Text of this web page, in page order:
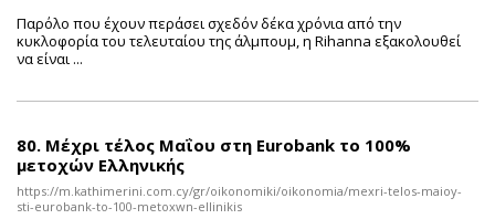
Παρόλο που έχουν περάσει σχεδόν δέκα χρόνια από την
κυκλοφορία του τελευταίου της άλμπουμ, η Rihanna εξακολουθεί
να είναι ...
80. Μέχρι τέλος Μαΐου στη Eurobank το 100%
μετοχών Ελληνικής
https://m.kathimerini.com.cy/gr/oikonomiki/oikonomia/mexri-telos-maioy-
sti-eurobank-to-100-metoxwn-ellinikis